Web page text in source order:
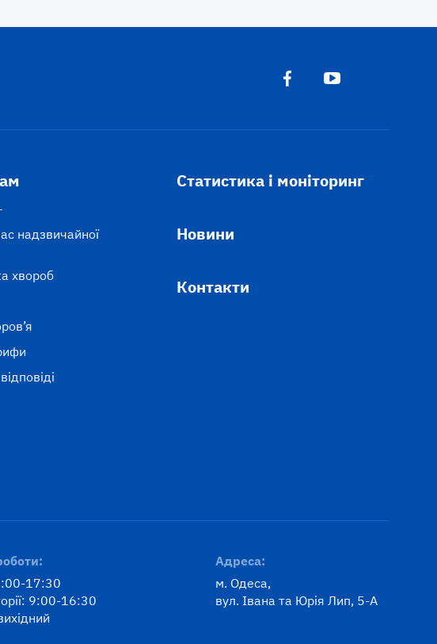
надзвичайної
хвороб
Статистика і моніторинг
Новини
Контакти
17:30
9:00-16:30
Адреса:
м. Одеса,
вул. Івана та Юрія Лип, 5-А